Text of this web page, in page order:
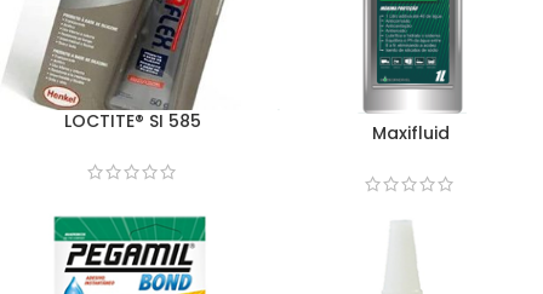
LOCTITE® SI 585 Maxifluid